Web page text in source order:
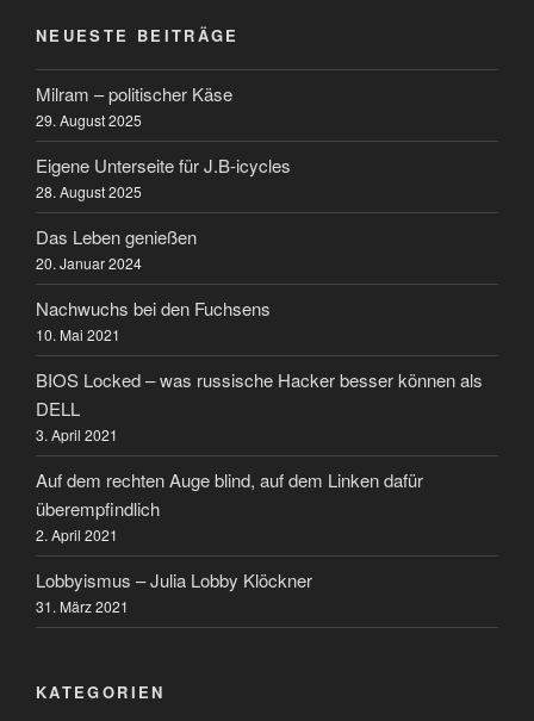
NEUESTE BEITRÄGE
Milram – politischer Käse
29. August 2025
Eigene Unterseite für J.B-icycles
28. August 2025
Das Leben genießen
20. Januar 2024
Nachwuchs bei den Fuchsens
10. Mai 2021
BIOS Locked – was russische Hacker besser können als
DELL
3. April 2021
Auf dem rechten Auge blind, auf dem Linken dafür
überempfindlich
2. April 2021
Lobbyismus – Julia Lobby Klöckner
31. März 2021
KATEGORIEN